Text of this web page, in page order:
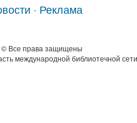
· Реклама
© Все права защищены
международной библиотечной